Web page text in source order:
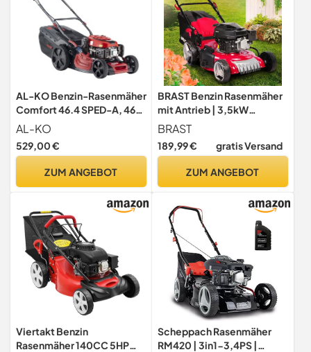
AL-KO Benzin-Rasenmäher
Comfort 46.4 SPED-A, 46
cm Schnittbreite, 2.6 kW
Motorleistung, 1-Gang
Hinterradantrieb, E-Start,
m²
AL-KO
529,00 €
ZUM ANGEBOT
BRAST Benzin Rasenmäher
mit Antrieb | 3,5kW
(4,76PS)-5,2kW(7PS) | 46-
51cm Schnittbreite | viele
Modelle | TÜV | 4 Takt OHV
Schnitthöhe | 60L Fangkorb
4,76PS
BRAST
189,99 € gratis Versand
ZUM ANGEBOT
Viertakt Benzin
Rasenmäher 140CC 5HP
Scheppach Rasenmäher
RM420 | 3in1-3,4PS |